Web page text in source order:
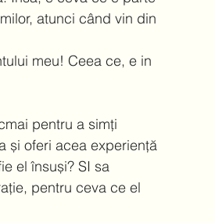
atunci când vin din
meu! Ceea ce, e in
pentru a simți
și oferi acea experiență
el însuși? SI sa
pentru ceva ce el